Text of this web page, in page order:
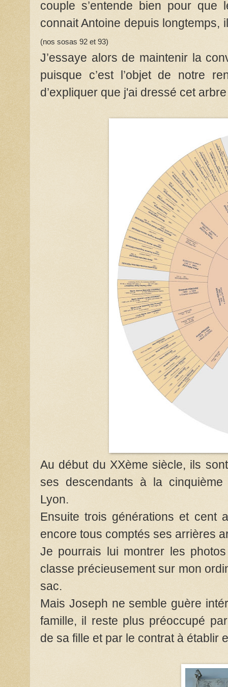
couple s’entende bien pour que
connait Antoine depuis longtemps,
(nos sosas 92 et 93)
J’essaye alors de maintenir la
puisque c’est l’objet de notre
d’expliquer que j'ai dressé cet
Au début du XXème siècle, ils
ses descendants à la
Lyon.
Ensuite trois générations et
encore tous comptés ses arrières
Je pourrais lui montrer les
classe précieusement sur mon
sac.
Mais Joseph ne semble guère
famille, il reste plus préoccupé
de sa fille et par le contrat à établir